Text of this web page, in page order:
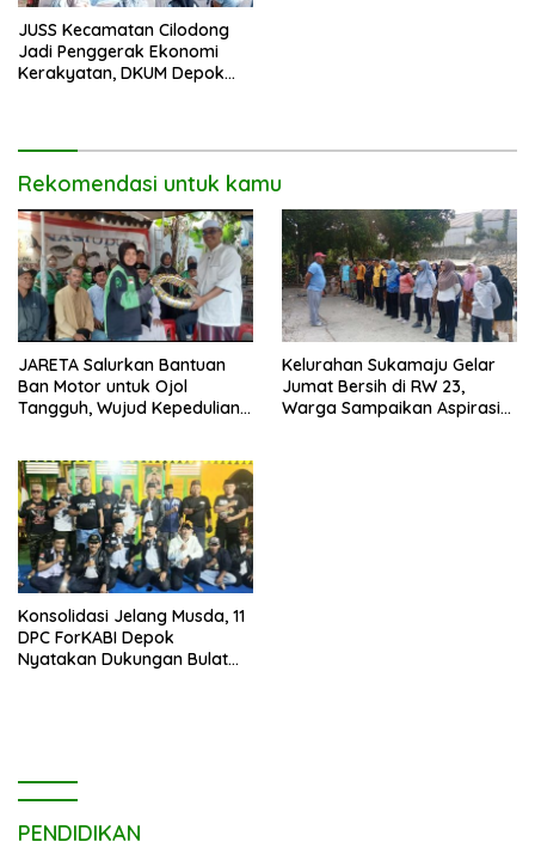
JUSS Kecamatan Cilodong
Jadi Penggerak Ekonomi
Kerakyatan, DKUM Depok
Rekomendasi untuk kamu
JARETA Salurkan Bantuan
Ban Motor untuk Ojol
Tangguh, Wujud Kepedulian
Kelurahan Sukamaju Gelar
Jumat Bersih di RW 23,
Warga Sampaikan Aspirasi
Konsolidasi Jelang Musda, 11
DPC ForKABI Depok
Nyatakan Dukungan Bulat
PENDIDIKAN